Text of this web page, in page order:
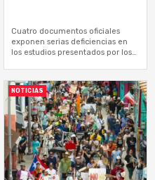
Cuatro documentos oficiales
exponen serias deficiencias en
los estudios presentados por los
NOTICIAS